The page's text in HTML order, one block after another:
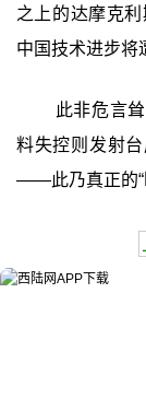
之上的达摩克
中国技术进步将
此非危言
料失控则发射
——此乃真正的“